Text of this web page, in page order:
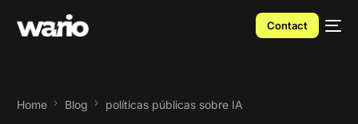
Contact
Home Blog políticas públicas sobre IA